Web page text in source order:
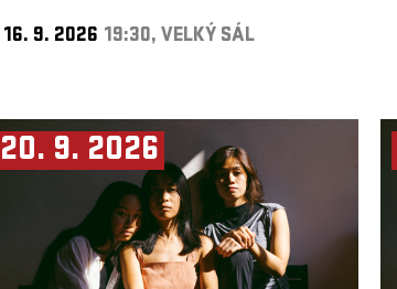
16. 9. 2026 19:30, VELKÝ SÁL
20. 9. 2026